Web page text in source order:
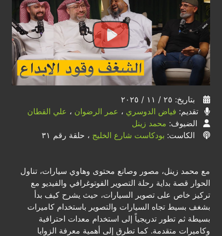
بتاريخ: ٢٥ / ١١ / ٢٠٢٥
تقديم: فياض الدوسري ، عمر الرضوان ، علي القطان
الضيوف: محمد زينل
الكاست: بودكاست شارع الخليج ، حلقة رقم ٣١
مع محمد زينل، مصور وصانع محتوى وهاوي سيارات، تناول
الحوار قصة بداية رحلة التصوير الفوتوغرافي والفيديو مع
تركيز خاص على تصوير السيارات، حيث يشرح كيف بدأ
بشغف بسيط تجاه السيارات والتصوير باستخدام كاميرات
بسيطة ثم تطور تدريجياً إلى استخدام معدات احترافية
وكاميرات متقدمة. كما تطرق إلى أهمية معرفة الزوايا